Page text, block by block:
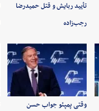
تأیید ربایش و قتل حمیدرضا
رجب‌زاده
وقتی پمپئو جواب حسن